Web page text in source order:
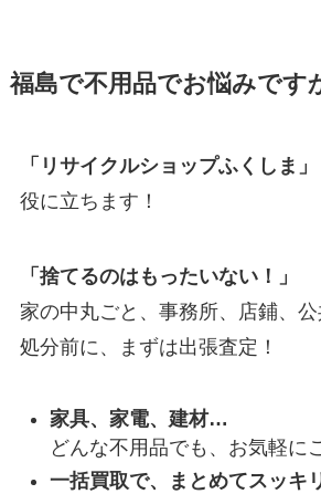
福島で不用品でお悩みです
「リサイクルショップふくしま」
役に立ちます！
「捨てるのはもったいない！」
家の中丸ごと、事務所、店鋪、
処分前に、まずは出張査定！
家具、家電、建材…
どんな不用品でも、お気軽に
一括買取で、まとめてスッキ